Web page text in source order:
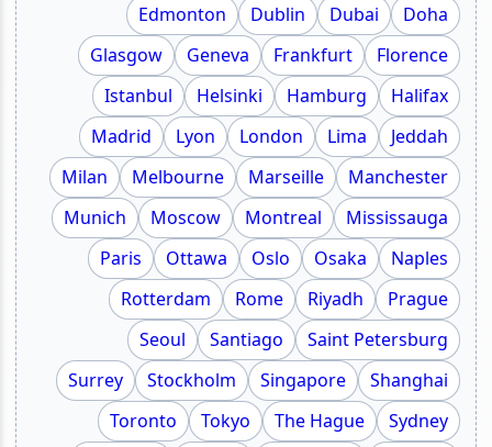
Doha
Dubai
Dublin
Edmonton
Florence
Frankfurt
Geneva
Glasgow
Halifax
Hamburg
Helsinki
Istanbul
Jeddah
Lima
London
Lyon
Madrid
Manchester
Marseille
Melbourne
Milan
Mississauga
Montreal
Moscow
Munich
Naples
Osaka
Oslo
Ottawa
Paris
Prague
Riyadh
Rome
Rotterdam
Saint Petersburg
Santiago
Seoul
Shanghai
Singapore
Stockholm
Surrey
Sydney
The Hague
Tokyo
Toronto